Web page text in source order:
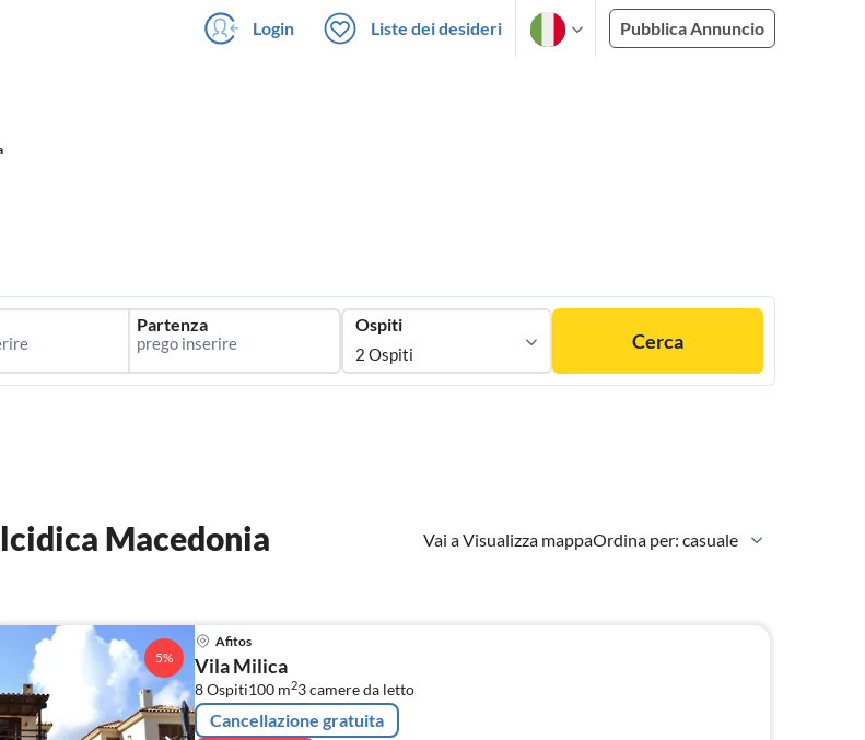
Login Liste dei desideri Pubblica Annuncio
Partenza Ospiti
2 Ospiti
Cerca
Vai a Visualizza mappaOrdina per: casuale
Macedonia
5%
Afitos
Vila Milica
8 Ospiti100 m23camere da letto
Cancellazione gratuita